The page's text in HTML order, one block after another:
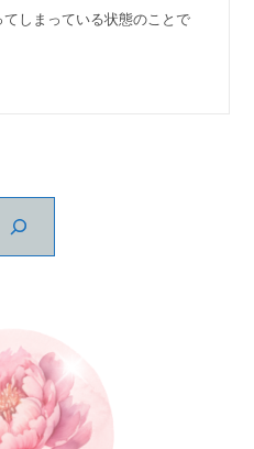
ゴ
しまっている状態のことで